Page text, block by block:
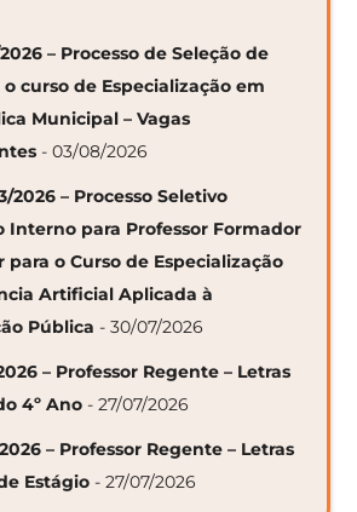
– Processo de Seleção de
curso de Especialização em
Municipal – Vagas
- 03/08/2026
2026 – Processo Seletivo
Interno para Professor Formador
para o Curso de Especialização
Artificial Aplicada à
Pública - 30/07/2026
– Professor Regente – Letras
4º Ano - 27/07/2026
– Professor Regente – Letras
Estágio - 27/07/2026